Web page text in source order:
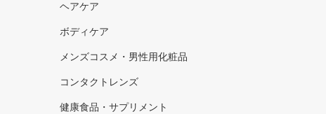
ヘアケア
ボディケア
メンズコスメ・男性用化粧品
コンタクトレンズ
健康食品・サプリメント